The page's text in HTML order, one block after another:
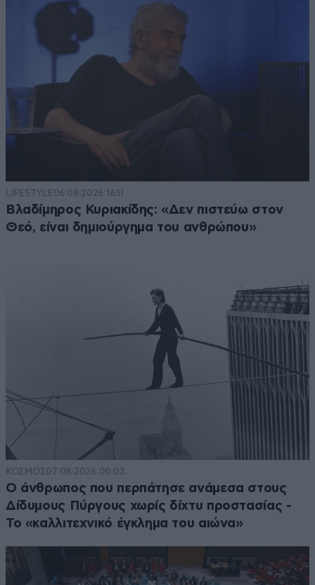
LIFESTYLE06·08·2026 16:11
Βλαδίμηρος Κυριακίδης: «Δεν πιστεύω στον
Θεό, είναι δημιούργημα του ανθρώπου»
ΚΟΣΜΟΣ07·08·2026 00:03
Ο άνθρωπος που περπάτησε ανάμεσα στους
Δίδυμους Πύργους χωρίς δίχτυ προστασίας -
Το «καλλιτεχνικό έγκλημα του αιώνα»